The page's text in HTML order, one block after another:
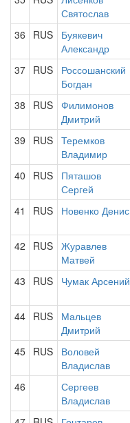
Святослав
36 RUS
Буякевич
Александр
37 RUS
Россошанский
Богдан
38 RUS Филимонов
Дмитрий
39 RUS Теремков
Владимир
40 RUS
Пяташов
Сергей
41 RUS Новенко Денис
42 RUS Журавлев
Матвей
43 RUS Чумак Арсений
44 RUS
Мальцев
Дмитрий
45 RUS
Воловей
Владислав
46
Сергеев
Владислав